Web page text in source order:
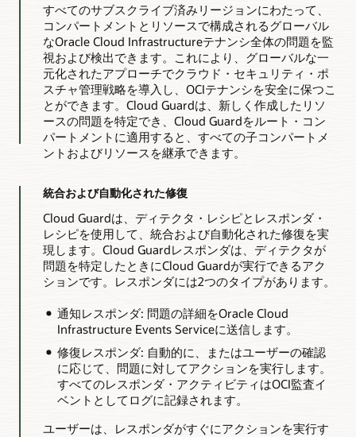
すべてのサブスクライブ済みリージョンにわたって、
コンパートメントとリソースで構成されるグローバル
なOracle Cloud Infrastructureテナンシ全体の問題を監
視および検出できます。これにより、グローバルな一
元化されたアプローチでクラウド・セキュリティ・ポ
スチャ管理戦略を導入し、OCIテナンシを安全に保つこ
とができます。Cloud Guardは、新しく作成したリソ
ースの問題を特定でき、Cloud Guardをルート・コン
パートメントに適用すると、すべての子コンパートメ
ントおよびリソースを継承できます。
統合および自動化された修復
Cloud Guardは、ディテクタ・レシピとレスポンダ・
レシピを使用して、統合および自動化された修復を実
現します。Cloud Guardレスポンダは、ディテクタが
問題を特定したときにCloud Guardが実行できるアク
ションです。レスポンダには2つのタイプがあります。
通知レスポンダ: 問題の詳細をOracle Cloud
Infrastructure Events Serviceに送信します。
修復レスポンダ: 自動的に、またはユーザーの確認
に応じて、問題に対してアクションを実行します。
すべてのレスポンダ・アクティビティはOCI監査イ
ベントとしてログに記録されます。
ユーザーは、レスポンダがすぐにアクションを実行す